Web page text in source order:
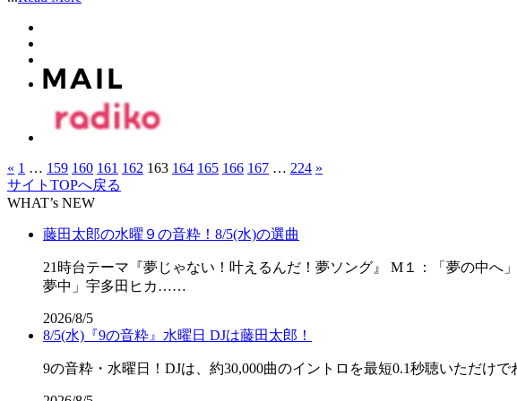
« 1 … 159 160 161 162 163 164 165 166 167 … 224 »
サイトTOPへ戻る
WHAT’s NEW
藤田太郎の水曜９の音粋！8/5(水)の選曲
21時台テーマ『夢じゃない！叶えるんだ！夢ソング』 M１：「夢の中へ
夢中」宇多田ヒカ……
2026/8/5
8/5(水)『9の音粋』水曜日 DJは藤田太郎！
9の音粋・水曜日！DJは、約30,000曲のイントロを最短0.1秒聴いただけ